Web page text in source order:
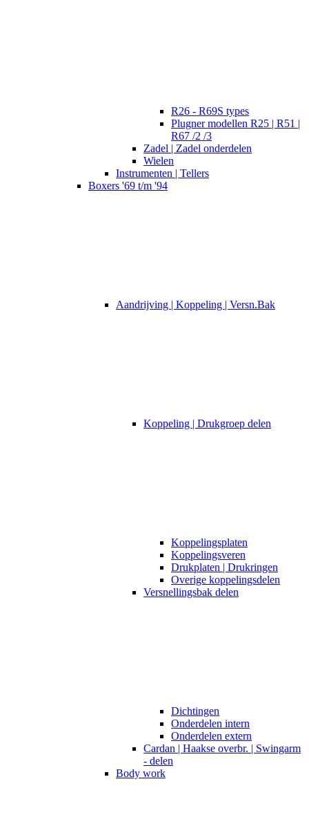
R26 - R69S types
Plugner modellen R25 | R51 |
R67 /2 /3
Zadel | Zadel onderdelen
Wielen
Instrumenten | Tellers
Boxers '69 t/m '94
Aandrijving | Koppeling | Versn.Bak
Koppeling | Drukgroep delen
Koppelingsplaten
Koppelingsveren
Drukplaten | Drukringen
Overige koppelingsdelen
Versnellingsbak delen
Dichtingen
Onderdelen intern
Onderdelen extern
Cardan | Haakse overbr. | Swingarm
- delen
Body work